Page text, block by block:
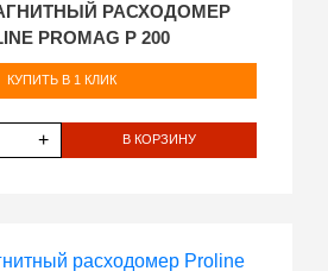
РАСХОДОМЕР
PROMAG P 200
КУПИТЬ В 1 КЛИК
+ В КОРЗИНУ